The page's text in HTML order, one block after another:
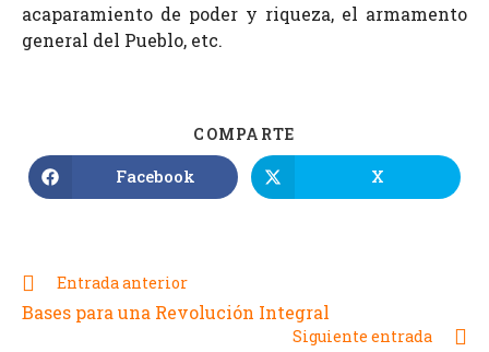
acaparamiento de poder y riqueza, el armamento
general del Pueblo, etc.
COMPARTE
Facebook X
Entrada anterior
Bases para una Revolución Integral
Siguiente entrada